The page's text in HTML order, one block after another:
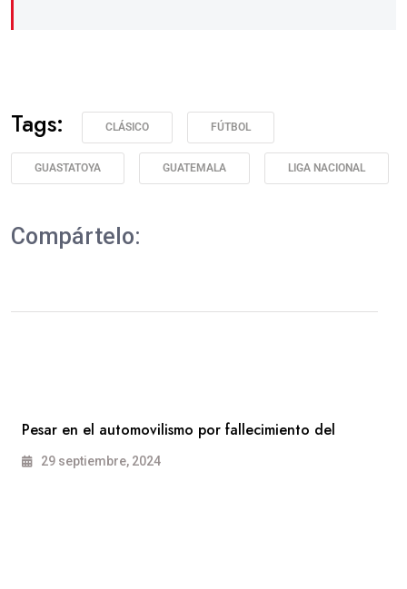
Tags: CLÁSICO FÚTBOL
GUASTATOYA GUATEMALA LIGA NACIONAL
Compártelo:
Pesar en el automovilismo por fallecimiento del
29 septiembre, 2024